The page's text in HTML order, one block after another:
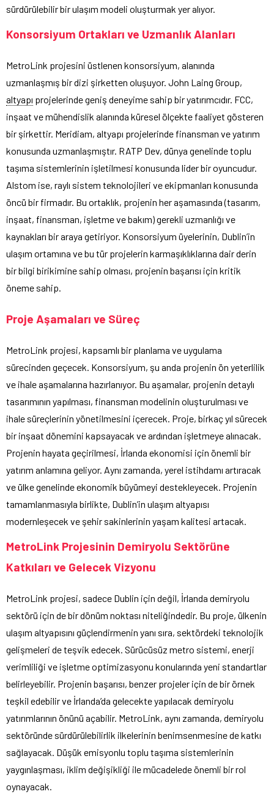
sürdürülebilir bir ulaşım modeli oluşturmak yer alıyor.
Konsorsiyum Ortakları ve Uzmanlık Alanları
MetroLink projesini üstlenen konsorsiyum, alanında
uzmanlaşmış bir dizi şirketten oluşuyor. John Laing Group,
altyapı projelerinde geniş deneyime sahip bir yatırımcıdır. FCC,
inşaat ve mühendislik alanında küresel ölçekte faaliyet gösteren
bir şirkettir. Meridiam, altyapı projelerinde finansman ve yatırım
konusunda uzmanlaşmıştır. RATP Dev, dünya genelinde toplu
taşıma sistemlerinin işletilmesi konusunda lider bir oyuncudur.
Alstom ise, raylı sistem teknolojileri ve ekipmanları konusunda
öncü bir firmadır. Bu ortaklık, projenin her aşamasında (tasarım,
inşaat, finansman, işletme ve bakım) gerekli uzmanlığı ve
kaynakları bir araya getiriyor. Konsorsiyum üyelerinin, Dublin’in
ulaşım ortamına ve bu tür projelerin karmaşıklıklarına dair derin
bir bilgi birikimine sahip olması, projenin başarısı için kritik
öneme sahip.
Proje Aşamaları ve Süreç
MetroLink projesi, kapsamlı bir planlama ve uygulama
sürecinden geçecek. Konsorsiyum, şu anda projenin ön yeterlilik
ve ihale aşamalarına hazırlanıyor. Bu aşamalar, projenin detaylı
tasarımının yapılması, finansman modelinin oluşturulması ve
ihale süreçlerinin yönetilmesini içerecek. Proje, birkaç yıl sürecek
bir inşaat dönemini kapsayacak ve ardından işletmeye alınacak.
Projenin hayata geçirilmesi, İrlanda ekonomisi için önemli bir
yatırım anlamına geliyor. Aynı zamanda, yerel istihdamı artıracak
ve ülke genelinde ekonomik büyümeyi destekleyecek. Projenin
tamamlanmasıyla birlikte, Dublin’in ulaşım altyapısı
modernleşecek ve şehir sakinlerinin yaşam kalitesi artacak.
MetroLink Projesinin Demiryolu Sektörüne
Katkıları ve Gelecek Vizyonu
MetroLink projesi, sadece Dublin için değil, İrlanda demiryolu
sektörü için de bir dönüm noktası niteliğindedir. Bu proje, ülkenin
ulaşım altyapısını güçlendirmenin yanı sıra, sektördeki teknolojik
gelişmeleri de teşvik edecek. Sürücüsüz metro sistemi, enerji
verimliliği ve işletme optimizasyonu konularında yeni standartlar
belirleyebilir. Projenin başarısı, benzer projeler için de bir örnek
teşkil edebilir ve İrlanda’da gelecekte yapılacak demiryolu
yatırımlarının önünü açabilir. MetroLink, aynı zamanda, demiryolu
sektöründe sürdürülebilirlik ilkelerinin benimsenmesine de katkı
sağlayacak. Düşük emisyonlu toplu taşıma sistemlerinin
yaygınlaşması, iklim değişikliği ile mücadelede önemli bir rol
oynayacak.